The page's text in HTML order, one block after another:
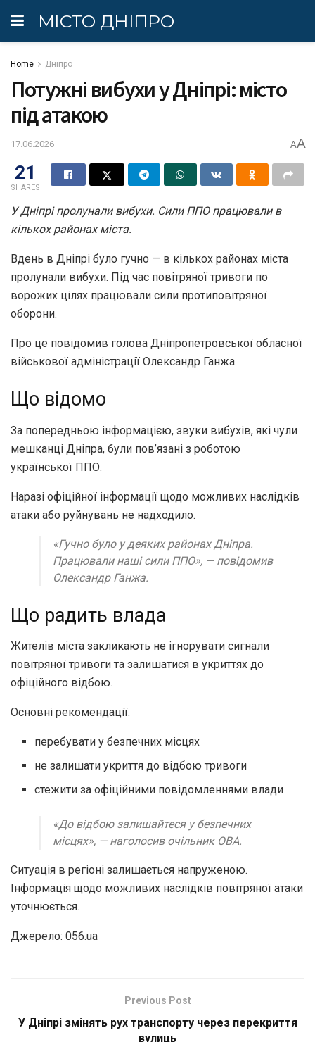
МІСТО ДНІПРО
Home Дніпро
Потужні вибухи у Дніпрі: місто
під атакою
17.06.2026 AA
21
SHARES
У Дніпрі пролунали вибухи. Сили ППО працювали в
кількох районах міста.
Вдень в Дніпрі було гучно — в кількох районах міста
пролунали вибухи. Під час повітряної тривоги по
ворожих цілях працювали сили протиповітряної
оборони.
Про це повідомив голова Дніпропетровської обласної
військової адміністрації Олександр Ганжа.
Що відомо
За попередньою інформацією, звуки вибухів, які чули
мешканці Дніпра, були пов’язані з роботою
української ППО.
Наразі офіційної інформації щодо можливих наслідків
атаки або руйнувань не надходило.
«Гучно було у деяких районах Дніпра.
Працювали наші сили ППО», — повідомив
Олександр Ганжа.
Що радить влада
Жителів міста закликають не ігнорувати сигнали
повітряної тривоги та залишатися в укриттях до
офіційного відбою.
Основні рекомендації:
перебувати у безпечних місцях
не залишати укриття до відбою тривоги
стежити за офіційними повідомленнями влади
«До відбою залишайтеся у безпечних
місцях», — наголосив очільник ОВА.
Ситуація в регіоні залишається напруженою.
Інформація щодо можливих наслідків повітряної атаки
уточнюється.
Джерело: 056.ua
Previous Post
У Дніпрі змінять рух транспорту через перекриття
вулиць